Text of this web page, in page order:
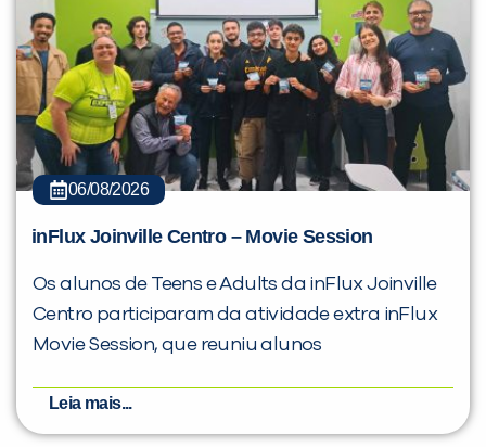
06/08/2026
inFlux Joinville Centro – Movie Session
Os alunos de Teens e Adults da inFlux Joinville
Centro participaram da atividade extra inFlux
Movie Session, que reuniu alunos
Leia mais...